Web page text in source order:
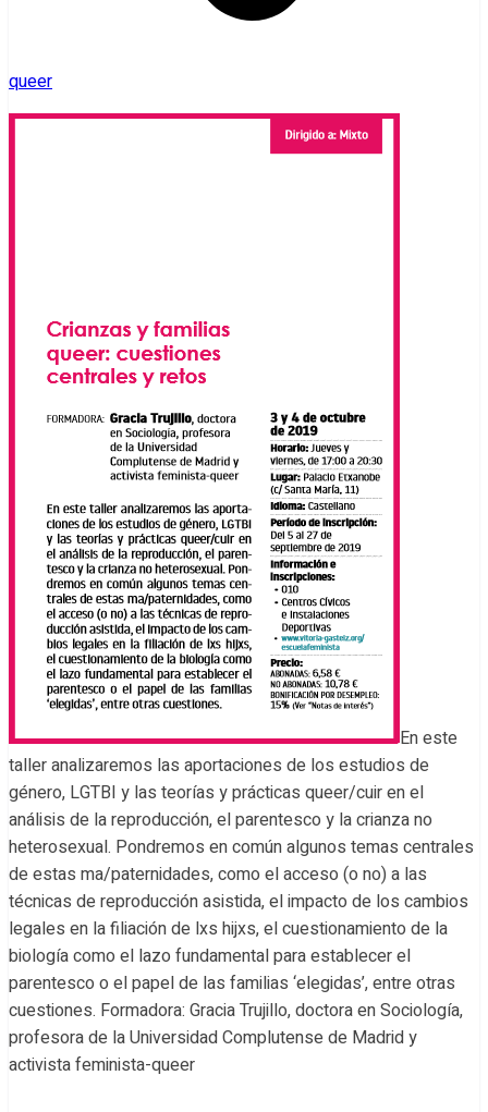
queer
En este
taller analizaremos las aportaciones de los estudios de
género, LGTBI y las teorías y prácticas queer/cuir en el
análisis de la reproducción, el parentesco y la crianza no
heterosexual. Pondremos en común algunos temas centrales
de estas ma/paternidades, como el acceso (o no) a las
técnicas de reproducción asistida, el impacto de los cambios
legales en la filiación de lxs hijxs, el cuestionamiento de la
biología como el lazo fundamental para establecer el
parentesco o el papel de las familias ‘elegidas’, entre otras
cuestiones. Formadora: Gracia Trujillo, doctora en Sociología,
profesora de la Universidad Complutense de Madrid y
activista feminista-queer